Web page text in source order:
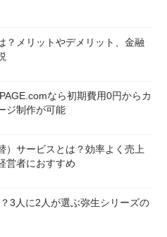
？メリットやデメリット、金融
なら初期費用0円からカ
ジ制作が可能
）サービスとは？効率よく売上
営者におすすめ
3人に2人が選ぶ弥生シリーズの